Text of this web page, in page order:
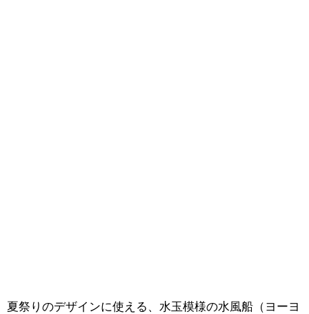
夏祭りのデザインに使える、水玉模様の水風船（ヨーヨ